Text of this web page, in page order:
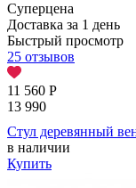
Суперцена
Доставка за 1 день
Быстрый просмотр
25 отзывов
11 560 Р
13 990
Стул деревянный
в наличии
Купить